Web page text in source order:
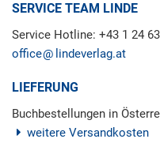
SERVICE TEAM LINDE
Service Hotline: +43 1 24
office
lindeverlag.at
LIEFERUNG
Buchbestellungen in
weitere Versandkosten